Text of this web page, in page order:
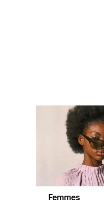
Femmes